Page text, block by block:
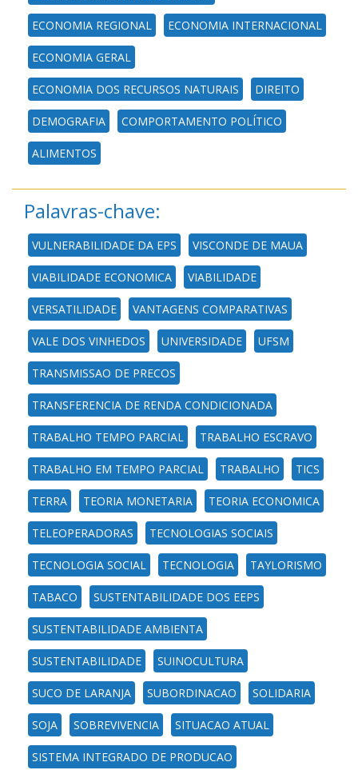
ECONOMIA REGIONAL ECONOMIA INTERNACIONAL
ECONOMIA GERAL
ECONOMIA DOS RECURSOS NATURAIS DIREITO
DEMOGRAFIA COMPORTAMENTO POLÍTICO
ALIMENTOS
Palavras-chave:
VULNERABILIDADE DA EPS VISCONDE DE MAUA
VIABILIDADE ECONOMICA VIABILIDADE
VERSATILIDADE VANTAGENS COMPARATIVAS
VALE DOS VINHEDOS UNIVERSIDADE UFSM
TRANSMISSAO DE PRECOS
TRANSFERENCIA DE RENDA CONDICIONADA
TRABALHO TEMPO PARCIAL TRABALHO ESCRAVO
TRABALHO EM TEMPO PARCIAL TRABALHO TICS
TERRA TEORIA MONETARIA TEORIA ECONOMICA
TELEOPERADORAS TECNOLOGIAS SOCIAIS
TECNOLOGIA SOCIAL TECNOLOGIA TAYLORISMO
TABACO SUSTENTABILIDADE DOS EEPS
SUSTENTABILIDADE AMBIENTA
SUSTENTABILIDADE SUINOCULTURA
SUCO DE LARANJA SUBORDINACAO SOLIDARIA
SOJA SOBREVIVENCIA SITUACAO ATUAL
SISTEMA INTEGRADO DE PRODUCAO